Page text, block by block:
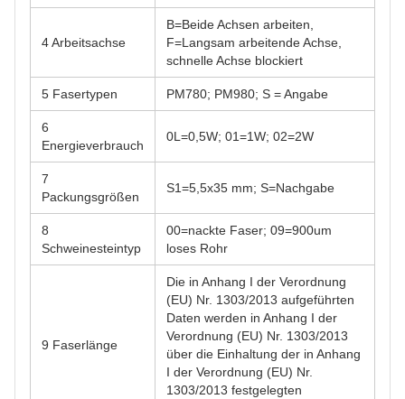
4 Arbeitsachse
B=Beide Achsen arbeiten,
F=Langsam arbeitende Achse,
schnelle Achse blockiert
5 Fasertypen PM780; PM980; S = Angabe
6
Energieverbrauch
0L=0,5W; 01=1W; 02=2W
7
Packungsgrößen
S1=5,5x35 mm; S=Nachgabe
8
Schweinesteintyp
00=nackte Faser; 09=900um
loses Rohr
9 Faserlänge
Die in Anhang I der Verordnung
(EU) Nr. 1303/2013 aufgeführten
Daten werden in Anhang I der
Verordnung (EU) Nr. 1303/2013
über die Einhaltung der in Anhang
I der Verordnung (EU) Nr.
1303/2013 festgelegten